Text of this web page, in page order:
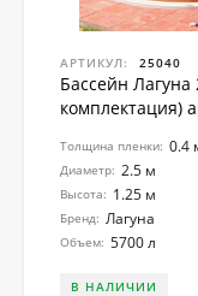
АРТИКУЛ: 25040
Бассейн
комплектация)
Толщина пленки: 0.4
Диаметр: 2.5 м
Высота: 1.25 м
Бренд: Лагуна
Объем: 5700 л
В НАЛИЧИИ